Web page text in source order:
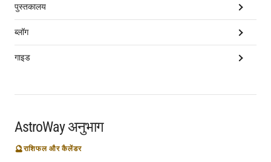
पुस्तकालय
ब्लॉग
गाइड
AstroWay अनुभाग
🔮राशिफल और कैलेंडर